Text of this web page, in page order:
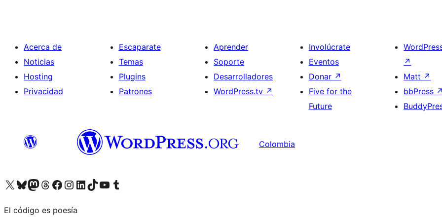
Acerca de
Noticias
Hosting
Privacidad
Escaparate
Temas
Plugins
Patrones
Aprender
Soporte
Desarrolladores
WordPress.tv ↗
Involúcrate
Eventos
Donar ↗
Five for the
Future
↗
Matt ↗
bbPress ↗
Colombia
Visita nuestra cuenta de X (anteriormente Twitter)
Visita nuestra cuenta de Bluesky
Visita nuestra cuenta de Mastodon
Visita nuestra cuenta de Threads
Visita nuestra página de Facebook
Visita nuestra cuenta de Instagram
Visita nuestra cuenta de LinkedIn
Visita nuestra cuenta de TikTok
Visita nuestro canal de YouTube
Visita nuestra cuenta de Tumblr
El código es poesía